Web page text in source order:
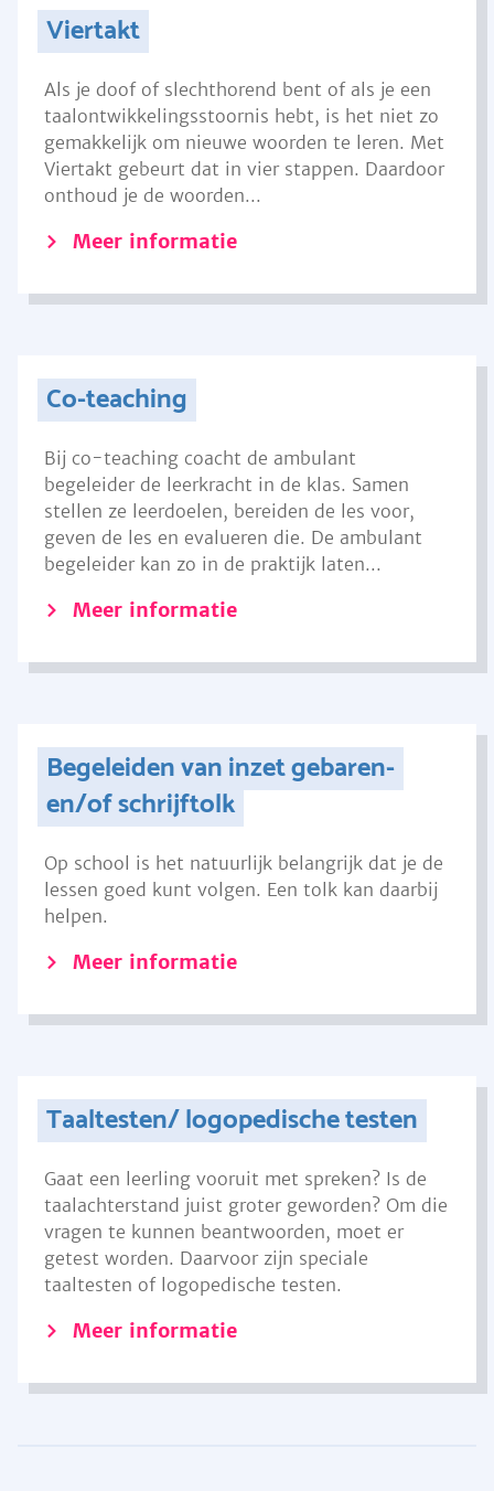
Viertakt
Als je doof of slechthorend bent of als je een
taalontwikkelingsstoornis hebt, is het niet zo
gemakkelijk om nieuwe woorden te leren. Met
Viertakt gebeurt dat in vier stappen. Daardoor
onthoud je de woorden...
Meer informatie
Co-teaching
Bij co-teaching coacht de ambulant
begeleider de leerkracht in de klas. Samen
stellen ze leerdoelen, bereiden de les voor,
geven de les en evalueren die. De ambulant
begeleider kan zo in de praktijk laten...
Meer informatie
Begeleiden van inzet gebaren-
en/of schrijftolk
Op school is het natuurlijk belangrijk dat je de
lessen goed kunt volgen. Een tolk kan daarbij
helpen.
Meer informatie
Taaltesten/ logopedische testen
Gaat een leerling vooruit met spreken? Is de
taalachterstand juist groter geworden? Om die
vragen te kunnen beantwoorden, moet er
getest worden. Daarvoor zijn speciale
taaltesten of logopedische testen.
Meer informatie